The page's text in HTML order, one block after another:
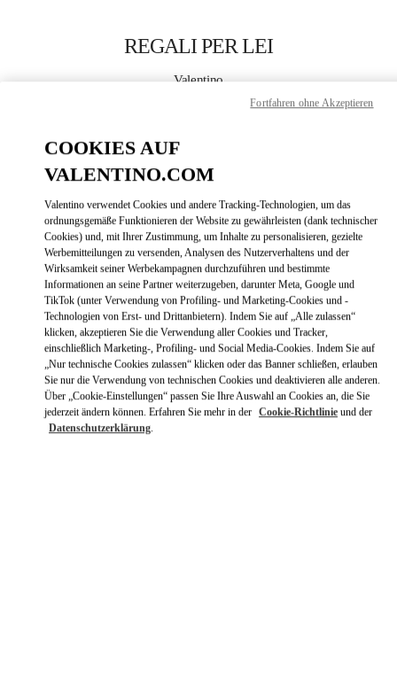
REGALI PER LEI
Valentino
JETZT ANRUFEN
Link Opens in New Tab
COOKIES AUF
VALENTINO.COM
Valentino verwendet Cookies und andere Tracking-Technologien, um das
ordnungsgemäße Funktionieren der Website zu gewährleisten (dank technischer
Cookies) und, mit Ihrer Zustimmung, um Inhalte zu personalisieren, gezielte
Werbemitteilungen zu versenden, Analysen des Nutzerverhaltens und der
Wirksamkeit seiner Werbekampagnen durchzuführen und bestimmte
Informationen an seine Partner weiterzugeben, darunter Meta, Google und
TikTok (unter Verwendung von Profiling- und Marketing-Cookies und -
Technologien von Erst- und Drittanbietern). Indem Sie auf „Alle zulassen“
klicken, akzeptieren Sie die Verwendung aller Cookies und Tracker,
einschließlich Marketing-, Profiling- und Social Media-Cookies. Indem Sie auf
„Nur technische Cookies zulassen“ klicken oder das Banner schließen, erlauben
Sie nur die Verwendung von technischen Cookies und deaktivieren alle anderen.
Über „Cookie-Einstellungen“ passen Sie Ihre Auswahl an Cookies an, die Sie
jederzeit ändern können. Erfahren Sie mehr in der Cookie-Richtlinie und der
Datenschutzerklärung.
Fortfahren ohne Akzeptieren